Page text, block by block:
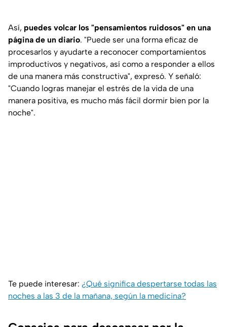
Así, puedes volcar los "pensamientos ruidosos" en una
página de un diario. "Puede ser una forma eficaz de
procesarlos y ayudarte a reconocer comportamientos
improductivos y negativos, así como a responder a ellos
de una manera más constructiva", expresó. Y señaló:
"Cuando logras manejar el estrés de la vida de una
manera positiva, es mucho más fácil dormir bien por la
noche".
Te puede interesar: ¿Qué significa despertarse todas las
noches a las 3 de la mañana, según la medicina?